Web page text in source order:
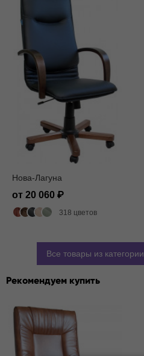
Нова-Лагуна
от 20 060
318 цветов
Все товары из категории
Рекомендуем купить